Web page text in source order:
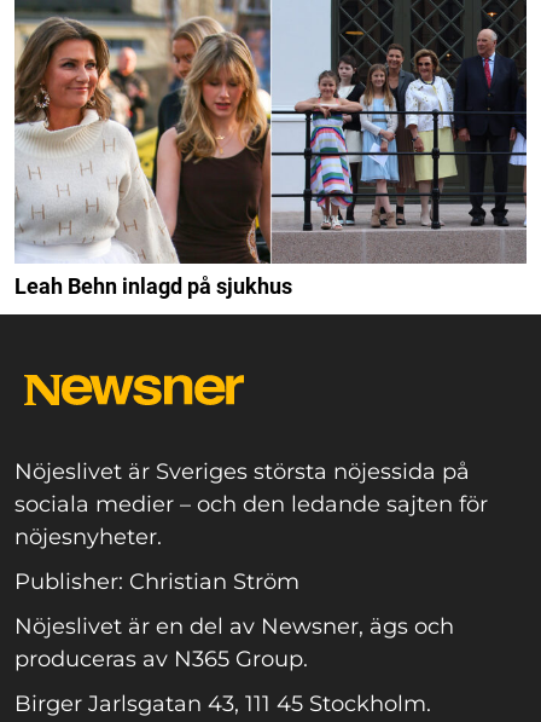
Leah Behn inlagd på sjukhus
Nöjeslivet är Sveriges största nöjessida på
sociala medier – och den ledande sajten för
nöjesnyheter.
Publisher: Christian Ström
Nöjeslivet är en del av Newsner, ägs och
produceras av N365 Group.
Birger Jarlsgatan 43, 111 45 Stockholm.